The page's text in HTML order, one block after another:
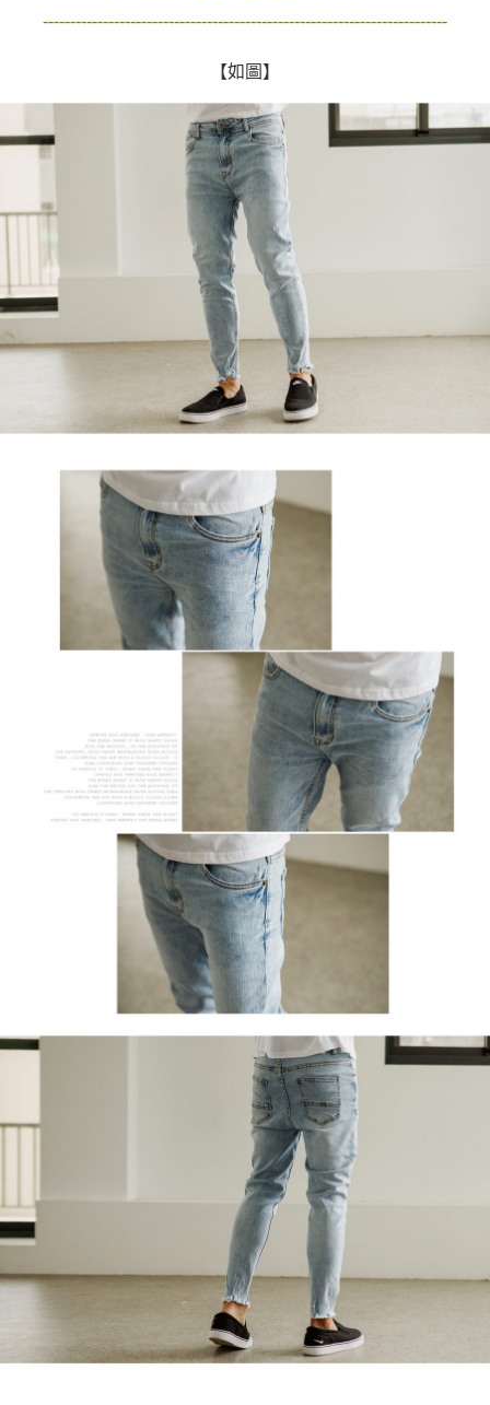
※ 交易是否成功請以「AFTEE先享後付 」之結帳頁面顯示為準，若有關於
https://netprotections.freshdesk.com/support/home
【注意事項】
１．透過由恩沛科技股份有限公司提供之「AFTEE先享後付」服務完成之交
易，需依本服務之必要範圍內提供個人資料，並將交易相關給付款項請求債
權轉讓予恩沛科技股份有限公司。
２．關於個人資料處理事宜，請瀏覽以下網址：
https://aftee.tw/terms/#terms3
３．未成年的使用者請事先徵得法定代理人或監護人之同意方可使用
「AFTEE先享後付」，若未經同意申辦者引起之損失，本公司不負相關責
任。
４．使用「AFTEE先享後付」時，將依據個別帳號之用戶狀況，依本公司即
時審查核予不同之上限額度；若仍有額度不足之情形，本公司將視審查結果
請求用戶進行身份認證。
５．嚴禁一人註冊多個帳號或使用他人資訊註冊。若發現惡意使用之情形，
恩沛科技股份有限公司將有權停止該用戶之使用額度並採取法律行動。
每筆NT$80，滿NT$1,800(含以上)免運費
宅配
每筆NT$120，滿NT$3,000(含以上)免運費
--------------------------------------------------------------------------
【如圖】